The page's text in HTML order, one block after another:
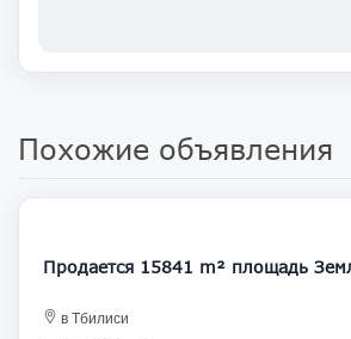
Похожие объявления
Продается 15841 m² площадь
в Тбилиси